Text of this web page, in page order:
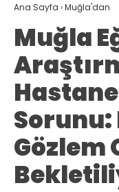
MUĞLA’DAN
ASAYIŞ
GÜNDEM
EKONOMI
SPOR
VEFAT
GENEL
Ana Sayfa ›Muğla'dan
Muğla
Gözlem